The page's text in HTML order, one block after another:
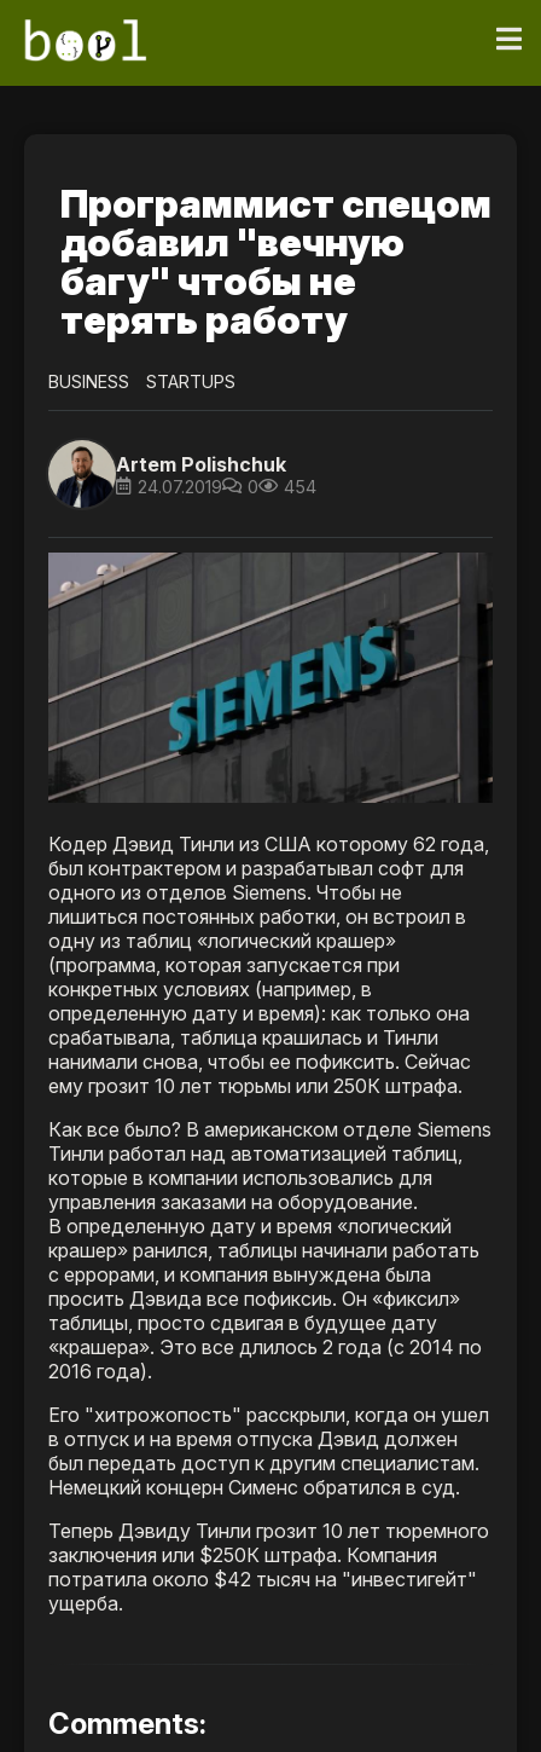
Программист спецом
добавил "вечную
багу" чтобы не
терять работу
BUSINESS STARTUPS
Artem Polishchuk
24.07.2019 0 454
Кодер Дэвид Тинли из США которому 62 года,
был контрактером и разрабатывал софт для
одного из отделов Siemens. Чтобы не
лишиться постоянных работки, он встроил в
одну из таблиц «логический крашер»
(программа, которая запускается при
конкретных условиях (например, в
определенную дату и время): как только она
срабатывала, таблица крашилась и Тинли
нанимали снова, чтобы ее пофиксить. Сейчас
ему грозит 10 лет тюрьмы или 250К штрафа.
Как все было? В американском отделе Siemens
Тинли работал над автоматизацией таблиц,
которые в компании использовались для
управления заказами на оборудование.
В определенную дату и время «логический
крашер» ранился, таблицы начинали работать
с еррорами, и компания вынуждена была
просить Дэвида все пофиксиь. Он «фиксил»
таблицы, просто сдвигая в будущее дату
«крашера». Это все длилось 2 года (с 2014 по
2016 года).
Его "хитрожопость" расскрыли, когда он ушел
в отпуск и на время отпуска Дэвид должен
был передать доступ к другим специалистам.
Немецкий концерн Сименс обратился в суд.
Теперь Дэвиду Тинли грозит 10 лет тюремного
заключения или $250К штрафа. Компания
потратила около $42 тысяч на "инвестигейт"
ущерба.
Comments: